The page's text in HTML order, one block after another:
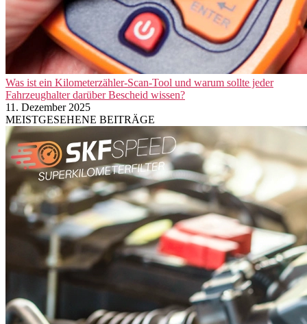
Was ist ein Kilometerzähler-Scan-Tool und warum sollte jeder
Fahrzeughalter darüber Bescheid wissen?
11. Dezember 2025
MEISTGESEHENE BEITRÄGE